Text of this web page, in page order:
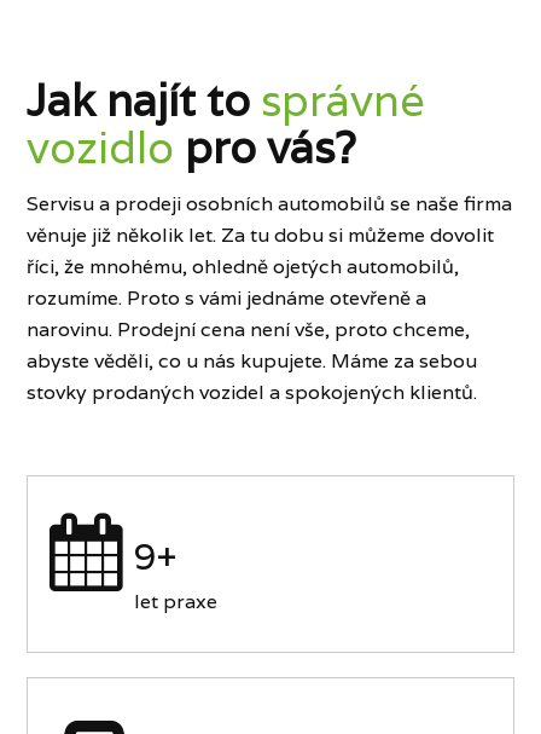
Jak najít to správné
vozidlo pro vás?
Servisu a prodeji osobních automobilů se naše firma
věnuje již několik let. Za tu dobu si můžeme dovolit
říci, že mnohému, ohledně ojetých automobilů,
rozumíme. Proto s vámi jednáme otevřeně a
narovinu. Prodejní cena není vše, proto chceme,
abyste věděli, co u nás kupujete. Máme za sebou
stovky prodaných vozidel a spokojených klientů.
9+
let praxe